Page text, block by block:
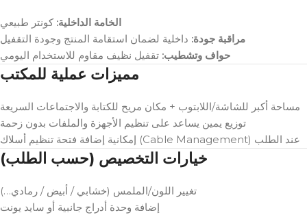
الخامة الداخلية: كونتر طبيعي
مراقبة جودة: داخلية لضمان استقامة المنتج وجودة التقفيل
حواف وتشطيب: تقفيل نظيف مقاوم للاستخدام اليومي
مميزات عملية للمكتب
مساحة أكبر للشاشة/اللابتوب + مكان مريح للكتابة والاجتماعات السريعة
توزيع يمين يساعد على تنظيم الأجهزة والملفات بدون زحمة
إمكانية إضافة فتحة تنظيم أسلاك (Cable Management) عند الطلب
خيارات التخصيص (حسب الطلب)
تغيير اللون/الملمس (خشابي / أبيض / رمادي…)
إضافة وحدة أدراج جانبية أو سايد يونت